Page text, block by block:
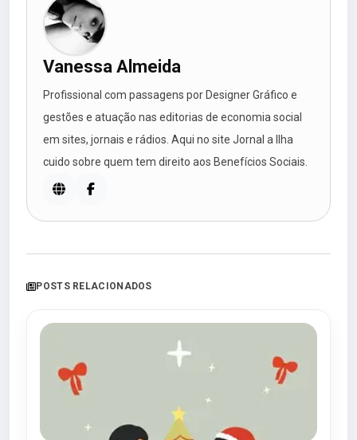
Vanessa Almeida
Profissional com passagens por Designer Gráfico e
gestões e atuação nas editorias de economia social
em sites, jornais e rádios. Aqui no site Jornal a Ilha
cuido sobre quem tem direito aos Benefícios Sociais.
POSTS RELACIONADOS